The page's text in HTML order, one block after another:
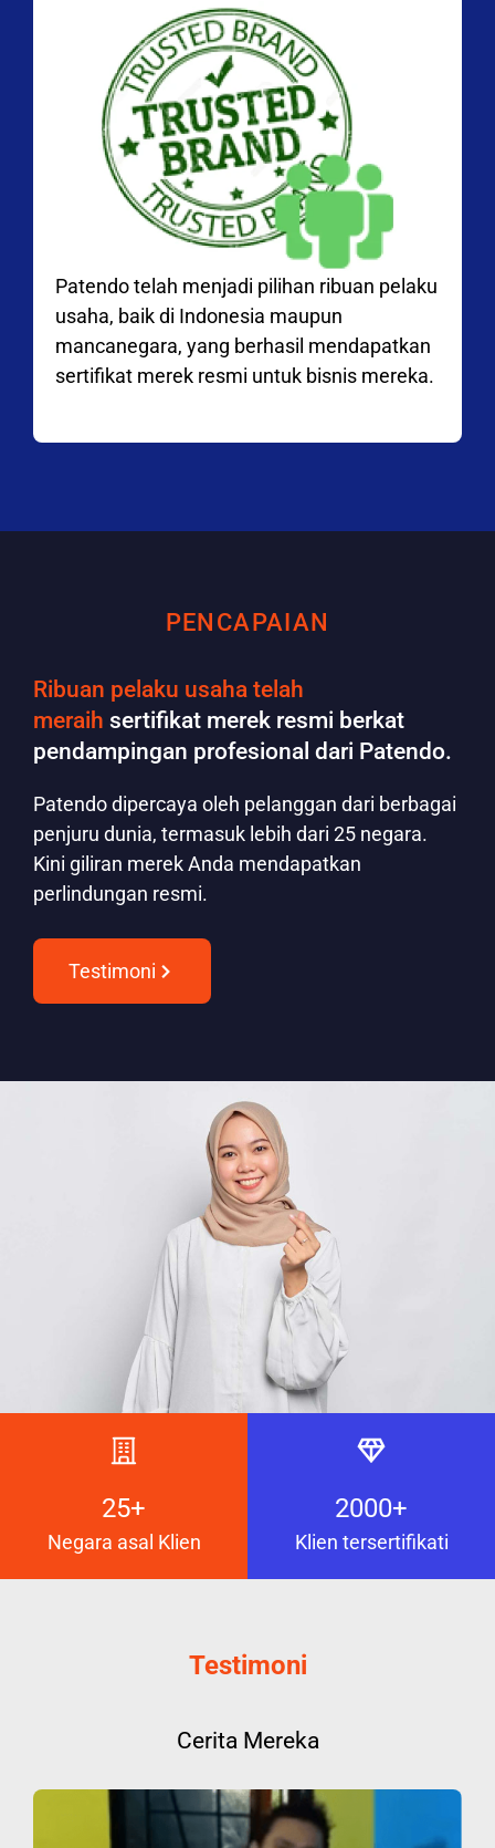
Patendo telah menjadi pilihan ribuan pelaku
usaha, baik di Indonesia maupun
mancanegara, yang berhasil mendapatkan
sertifikat merek resmi untuk bisnis mereka.
PENCAPAIAN
Ribuan pelaku usaha telah
meraih sertifikat merek resmi berkat
pendampingan profesional dari Patendo.
Patendo dipercaya oleh pelanggan dari berbagai
penjuru dunia, termasuk lebih dari 25 negara.
Kini giliran merek Anda mendapatkan
perlindungan resmi.
Testimoni
25+
Negara asal Klien
2000+
Klien tersertifikati
Testimoni
Cerita Mereka